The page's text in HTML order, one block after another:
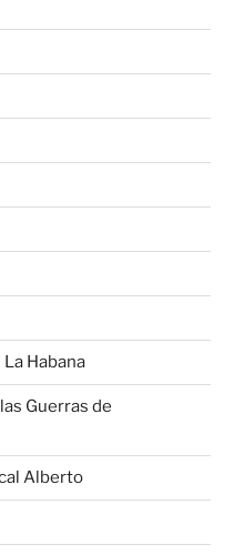
Habana
Guerras de
Alberto